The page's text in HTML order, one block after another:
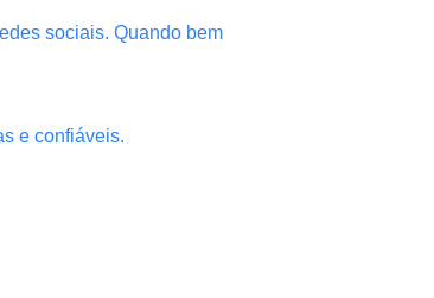
sociais. Quando bem
e confiáveis.